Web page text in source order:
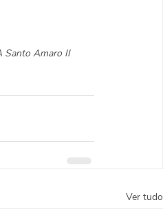
Santo Amaro II
Ver tudo